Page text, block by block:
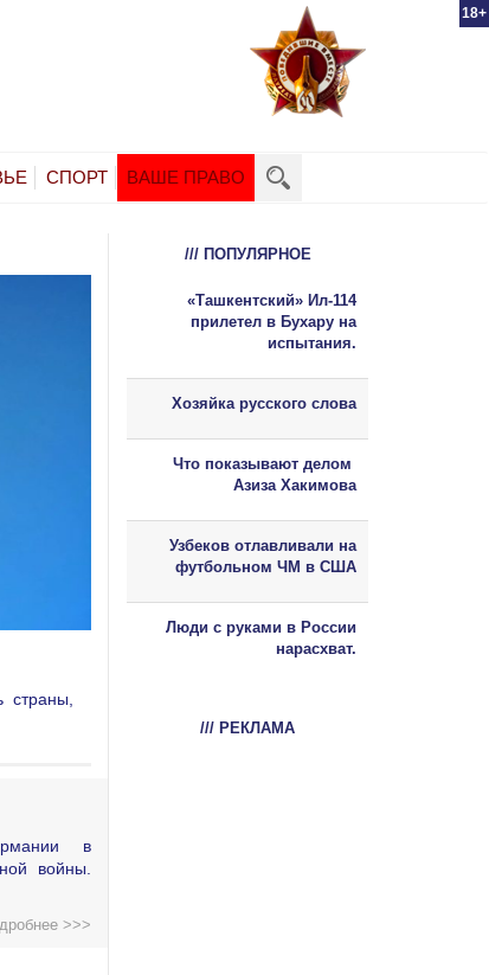
18+
СПОРТ ВАШЕ ПРАВО
в
войны.
>>>
/// ПОПУЛЯРНОЕ
«Ташкентский» Ил-114
прилетел в Бухару на
испытания.
Хозяйка русского слова
Что показывают делом
Азиза Хакимова
Узбеков отлавливали на
футбольном ЧМ в США
Люди с руками в России
нарасхват.
/// РЕКЛАМА